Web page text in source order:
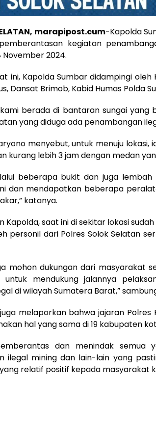
marapipost.cum-Kapolda
kegiatan
November 2024.
ini, Kapolda Sumbar didampingi oleh
Dansat Brimob, Kabid Humas Polda
berada di bantaran sungai yang
yang diduga ada penambangan
menyebut, untuk menuju
kurang lebih 3 jam dengan medan
beberapa bukit dan juga
dan mendapatkan beberapa
katanya.
Kapolda, saat ini di sekitar lokasi
personil dari Polres Solok Selatan
mohon dukungan dari masyarakat
untuk mendukung jalannya
di wilayah Sumatera Barat,”
melaporkan bahwa jajaran
hal yang sama di 19 kabupaten
dan menindak semua
ilegal mining dan lain-lain yang
relatif positif kepada masyarakat